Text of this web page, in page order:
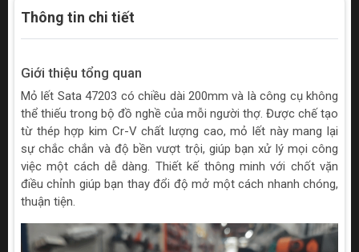
Thông tin chi tiết
Giới thiệu tổng quan
Mỏ lết Sata 47203 có chiều dài 200mm và là công cụ không
thể thiếu trong bộ đồ nghề của mỗi người thợ. Được chế tạo
từ thép hợp kim Cr-V chất lượng cao, mỏ lết này mang lại
sự chắc chắn và độ bền vượt trội, giúp bạn xử lý mọi công
việc một cách dễ dàng. Thiết kế thông minh với chốt vặn
điều chỉnh giúp bạn thay đổi độ mở một cách nhanh chóng,
thuận tiện.